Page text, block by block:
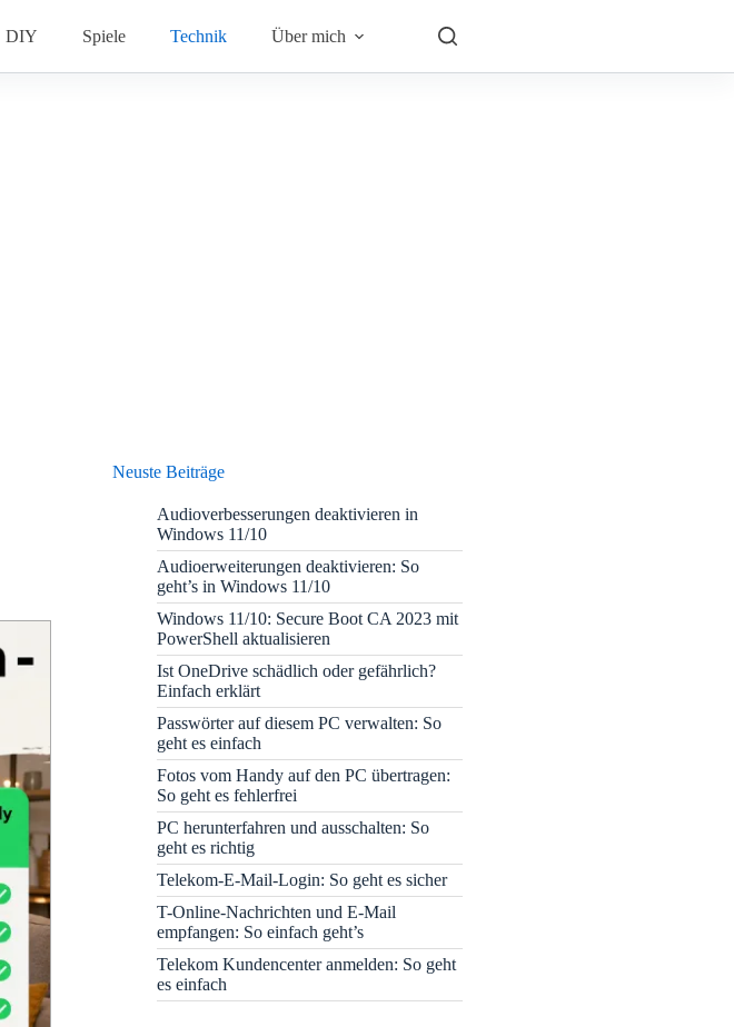
DIY Spiele Technik Über mich
Neuste Beiträge
Audioverbesserungen deaktivieren in
Windows 11/10
Audioerweiterungen deaktivieren: So
geht’s in Windows 11/10
Windows 11/10: Secure Boot CA 2023 mit
PowerShell aktualisieren
Ist OneDrive schädlich oder gefährlich?
Einfach erklärt
Passwörter auf diesem PC verwalten: So
geht es einfach
Fotos vom Handy auf den PC übertragen:
So geht es fehlerfrei
PC herunterfahren und ausschalten: So
geht es richtig
Telekom-E-Mail-Login: So geht es sicher
T-Online-Nachrichten und E-Mail
empfangen: So einfach geht’s
Telekom Kundencenter anmelden: So geht
es einfach